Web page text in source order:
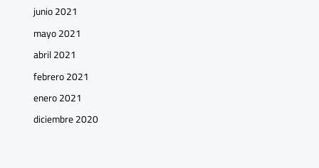
junio 2021
mayo 2021
abril 2021
febrero 2021
enero 2021
diciembre 2020